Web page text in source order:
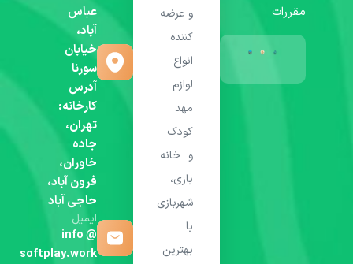
مقررات
و عرضه
کننده
انواع
لوازم
مهد
کودک
و خانه
بازی،
شهربازی
با
بهترین
عباس
آباد،
خیابان
سورنا
آدرس
کارخانه:
تهران،
جاده
خاوران،
فرون آباد،
حاجی آباد
ایمیل
info @
softplay.work